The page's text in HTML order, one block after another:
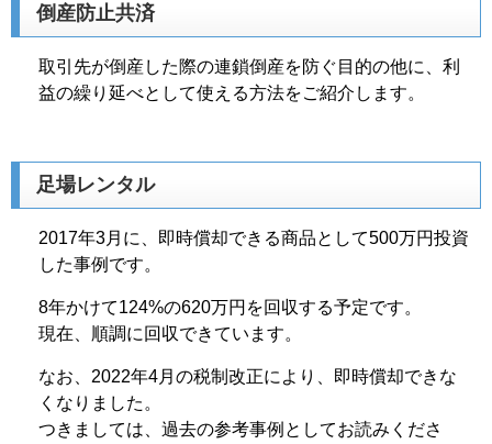
倒産防止共済
取引先が倒産した際の連鎖倒産を防ぐ目的の他に、利
益の繰り延べとして使える方法をご紹介します。
足場レンタル
2017年3月に、即時償却できる商品として500万円投資
した事例です。
8年かけて124%の620万円を回収する予定です。
現在、順調に回収できています。
なお、2022年4月の税制改正により、即時償却できな
くなりました。
つきましては、過去の参考事例としてお読みくださ